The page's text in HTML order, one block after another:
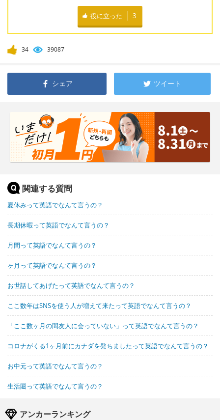
役に立った 3
34 39087
シェア ツイート
関連する質問
夏休みって英語でなんて言うの？
長期休暇って英語でなんて言うの？
月間って英語でなんて言うの？
ヶ月って英語でなんて言うの？
お世話してあげたって英語でなんて言うの？
ここ数年はSNSを使う人が増えて来たって英語でなんて言うの？
「ここ数ヶ月の間友人に会っていない」って英語でなんて言うの？
コロナがくる1ヶ月前にカナダを発ちましたって英語でなんて言うの？
お中元って英語でなんて言うの？
生活圏って英語でなんて言うの？
アンカーランキング